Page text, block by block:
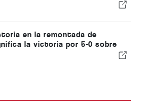
en la remontada de
la victoria por 5-0 sobre
resto del Grupo K